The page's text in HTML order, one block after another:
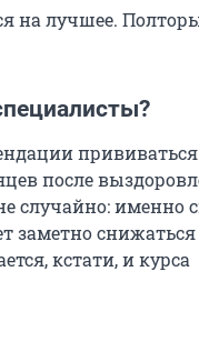
на лучшее.
после
случайно: именно
заметно
кстати, и курса